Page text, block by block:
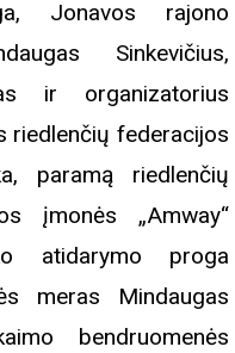
Jonavos rajono
Sinkevičius,
ir organizatorius
riedlenčių federacijos
paramą riedlenčių
įmonės „Amway“
atidarymo proga
meras Mindaugas
bendruomenės